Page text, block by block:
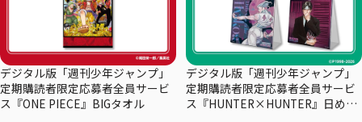
デジタル版「週刊少年ジャンプ」
定期購読者限定応募者全員サービ
ス『ONE PIECE』BIGタオル
デジタル版「週刊少年ジャンプ」
定期購読者限定応募者全員サービ
ス『HUNTER×HUNTER』日めく